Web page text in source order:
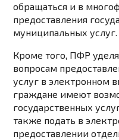
обращаться и в
предоставления
муниципальных услуг.
Кроме того, ПФР
вопросам
услуг в электронном
граждане имеют
государственных
также подать в
предоставлении